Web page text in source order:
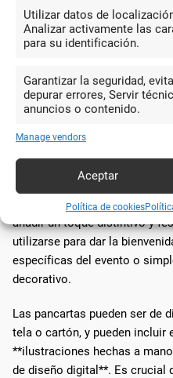
Utilizar datos de
Analizar activamente las
para su identificación.
Garantizar la seguridad,
depurar errores, Servir
anuncios o contenido.
Manage vendors
Aceptar
Política de cookies
adicionales
No podemos olvidar la
papelería creativa en
pueden abarcar desde
Pancartas
Las pancartas
añadir un toque distintivo y
utilizarse para dar la
específicas del evento o
decorativo.
Las pancartas pueden ser de
tela o cartón, y pueden incluir
**ilustraciones hechas a
de diseño digital**. Es crucial